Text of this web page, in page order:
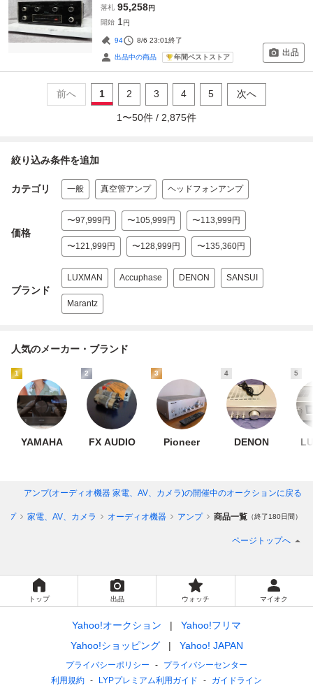
落札 95,258円
開始 1 円
94 8/6 23:01終了
出品中の商品 年間ベストストア 出品
前へ 1 2 3 4 5 次へ
1 〜50件 / 2,875件
絞り込み条件を追加
カテゴリ 一般 真空管アンプ ヘッドフォンアンプ
価格
〜97,999円 〜105,999円 〜113,999円
〜121,999円 〜128,999円 〜135,360円
ブランド
LUXMAN Accuphase DENON SANSUI
Marantz
人気のメーカー・ブランド
1
YAMAHA
2
FX AUDIO
3
Pioneer
4
DENON
5
アンプ(オーディオ機器 家電、AV、カメラ)の開催中のオークションに戻る
プ 家電、AV、カメラ オーディオ機器 アンプ 商品一覧 （終了180日間）
ページトップへ
トップ 出品 ウォッチ マイオク
Yahoo!オークション
Yahoo!フリマ
Yahoo!ショッピング
Yahoo! JAPAN
プライバシーポリシー
プライバシーセンター
利用規約
LYPプレミアム利用ガイド ガイドライン